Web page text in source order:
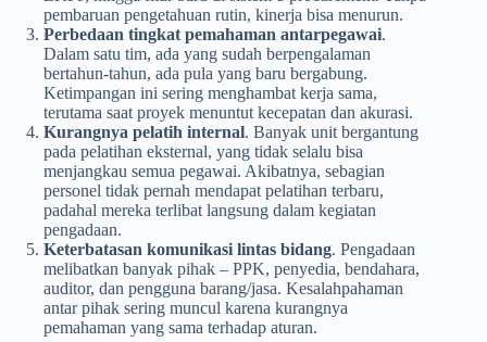
pembaruan pengetahuan rutin, kinerja bisa menurun.
Perbedaan tingkat pemahaman antarpegawai.
Dalam satu tim, ada yang sudah berpengalaman
bertahun-tahun, ada pula yang baru bergabung.
Ketimpangan ini sering menghambat kerja sama,
terutama saat proyek menuntut kecepatan dan akurasi.
Kurangnya pelatih internal. Banyak unit bergantung
pada pelatihan eksternal, yang tidak selalu bisa
menjangkau semua pegawai. Akibatnya, sebagian
personel tidak pernah mendapat pelatihan terbaru,
padahal mereka terlibat langsung dalam kegiatan
pengadaan.
Keterbatasan komunikasi lintas bidang. Pengadaan
melibatkan banyak pihak – PPK, penyedia, bendahara,
auditor, dan pengguna barang/jasa. Kesalahpahaman
antar pihak sering muncul karena kurangnya
pemahaman yang sama terhadap aturan.